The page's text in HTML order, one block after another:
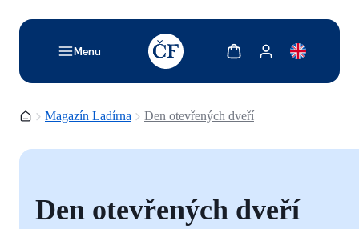
Menu
TODO: Add description for reader
Zobrazit košíkZobrazit můj účet
Domovská stránka
Magazín Ladírna Den otevřených dveří
Den otevřených dveří